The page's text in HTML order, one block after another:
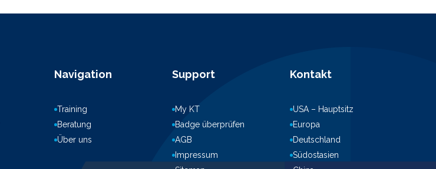
Navigation
Training
Beratung
Über uns
Support
My KT
Badge überprüfen
AGB
Impressum
Kontakt
USA – Hauptsitz
Europa
Deutschland
Südostasien